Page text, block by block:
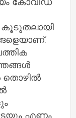
തൊഴിൽ
എണ്ണം